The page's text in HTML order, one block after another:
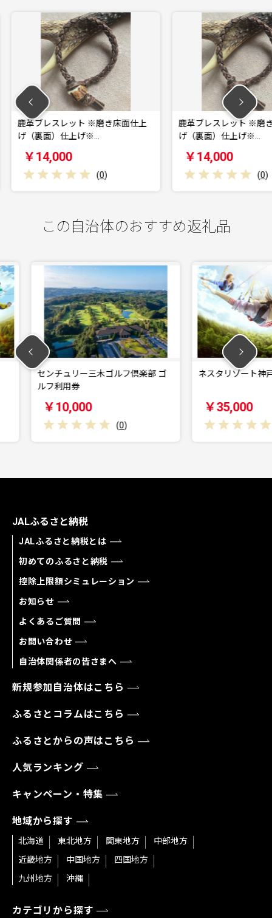
磨き床面仕上
鹿革ブレスレット ※磨き床面仕上
げ（裏面）仕上げ※…
鹿革
仕上
この自治体のおすすめ返礼品
ルフ倶楽部 ゴ ネスタリゾート神戸 利用券
セ
JALふるさと納税
JALふるさと納税とは
初めてのふるさと納税
控除上限額シミュレーション
お知らせ
よくあるご質問
お問い合わせ
自治体関係者の皆さまへ
新規参加自治体はこちら
ふるさとコラムはこちら
ふるさとからの声はこちら
人気ランキング
キャンペーン・特集
地域から探す
北海道 東北地方 関東地方
中部地方
近畿地方
中国地方
四国地方
九州地方
沖縄
カテゴリから探す